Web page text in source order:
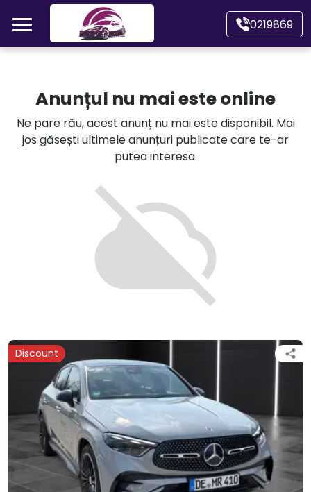
Mergi direct la conținutul principal
0219869
Autoturisme
Motociclete
Autoutilitare
Alte tipuri vehicule
Anunțul nu mai este online
Ne pare rău, acest anunț nu mai este disponibil. Mai
jos găsești ultimele anunțuri publicate care te-ar
putea interesa.
Discount